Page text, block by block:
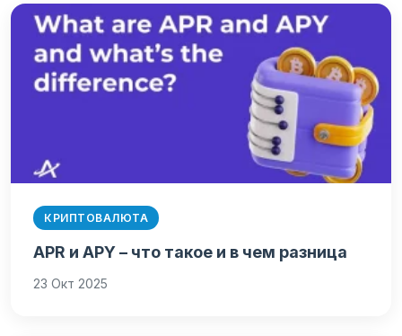
КРИПТОВАЛЮТА
APR и APY – что такое и в чем разница
23 Окт 2025